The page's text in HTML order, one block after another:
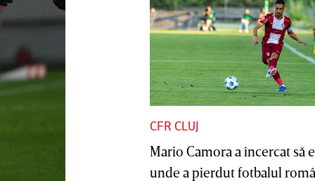
CFR CLUJ
Mario Camora a încercat să
unde a pierdut fotbalul